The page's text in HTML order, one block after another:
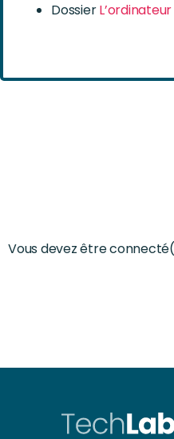
Dossier
Vous devez être